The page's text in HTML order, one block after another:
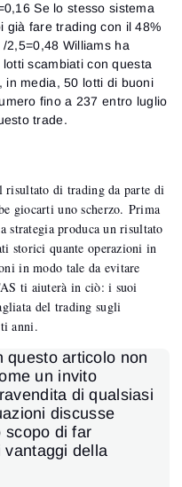
Se lo stesso sistema
già fare trading con il 48%
2,5=0,48 Williams ha
scambiati con questa
in media, 50 lotti di buoni
fino a 237 entro luglio
trade.
risultato di trading da parte di
giocarti uno scherzo. Prima
strategia produca un risultato
storici quante operazioni in
in modo tale da evitare
ti aiuterà in ciò: i suoi
del trading sugli
anni.
questo articolo non
un invito
di qualsiasi
discusse
scopo di far
vantaggi della